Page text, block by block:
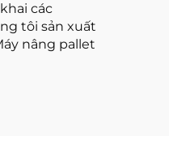
các
tôi sản xuất
nâng pallet